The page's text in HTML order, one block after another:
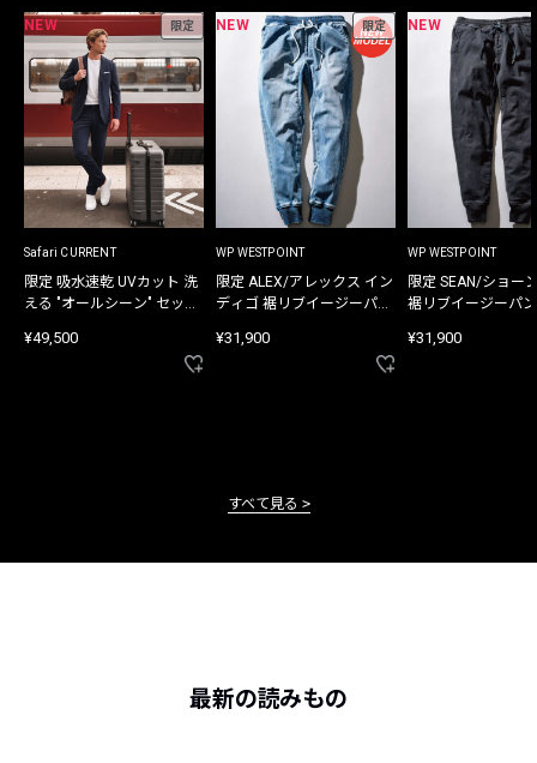
NEW 限定
Safari CURRENT
限定 吸水速乾 UVカット 洗
える "オールシーン" セット
¥49,500
NEW 限定
WP WESTPOINT
限定 ALEX/アレックス イン
ディゴ 裾リブイージーパン
¥31,900
NEW
WP WESTPOINT
限定 SEAN/ショー
裾リブイージーパ
¥31,900
すべて見る
最新の読みもの